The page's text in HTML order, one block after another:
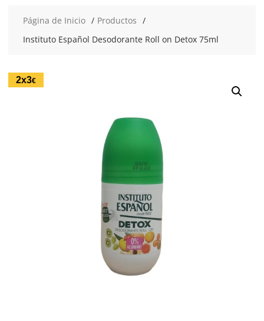
Página de Inicio
Productos
Instituto Español Desodorante Roll on Detox 75ml
2x3€